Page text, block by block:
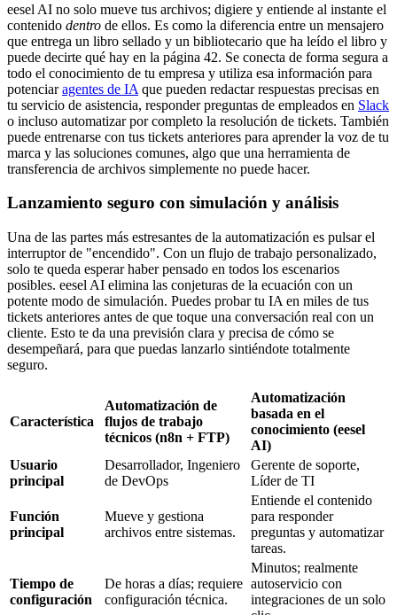
eesel AI no solo mueve tus archivos; digiere y entiende al instante el
contenido dentro de ellos. Es como la diferencia entre un mensajero
que entrega un libro sellado y un bibliotecario que ha leído el libro y
puede decirte qué hay en la página 42. Se conecta de forma segura a
todo el conocimiento de tu empresa y utiliza esa información para
potenciaragentes de IA que pueden redactar respuestas precisas en
tu servicio de asistencia, responder preguntas de empleados en Slack
o incluso automatizar por completo la resolución de tickets. También
puede entrenarse con tus tickets anteriores para aprender la voz de tu
marca y las soluciones comunes, algo que una herramienta de
transferencia de archivos simplemente no puede hacer.
Lanzamiento seguro con simulación y análisis
Una de las partes más estresantes de la automatización es pulsar el
interruptor de "encendido". Con un flujo de trabajo personalizado,
solo te queda esperar haber pensado en todos los escenarios
posibles. eesel AI elimina las conjeturas de la ecuación con un
potente modo de simulación. Puedes probar tu IA en miles de tus
tickets anteriores antes de que toque una conversación real con un
cliente. Esto te da una previsión clara y precisa de cómo se
desempeñará, para que puedas lanzarlo sintiéndote totalmente
seguro.
Característica
Automatización de
flujos de trabajo
técnicos (n8n + FTP)
Automatización
basada en el
conocimiento (eesel
AI)
Usuario
principal
Desarrollador, Ingeniero
de DevOps
Gerente de soporte,
Líder de TI
Función
principal
Mueve y gestiona
archivos entre sistemas.
Entiende el contenido
para responder
preguntas y automatizar
tareas.
Tiempo de
configuración
De horas a días; requiere
configuración técnica.
Minutos; realmente
autoservicio con
integraciones de un solo